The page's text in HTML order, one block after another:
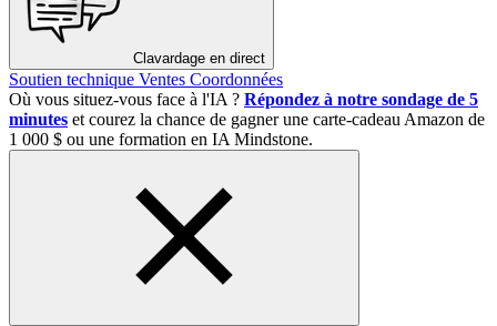
Clavardage en direct
Soutien technique Ventes Coordonnées
Où vous situez-vous face à l'IA ? Répondez à notre sondage de 5
minutes et courez la chance de gagner une carte-cadeau Amazon de
1 000 $ ou une formation en IA Mindstone.